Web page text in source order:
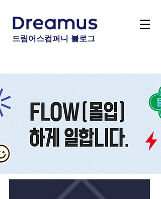
드림어스컴퍼니 블로그